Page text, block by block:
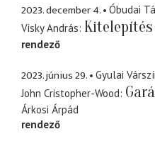
2023. december 4.
Óbudai
Visky András Kitelepítés
rendező
2023. június 29.
Gyulai
John Cristopher-Wood
Árkosi Árpád
rendező